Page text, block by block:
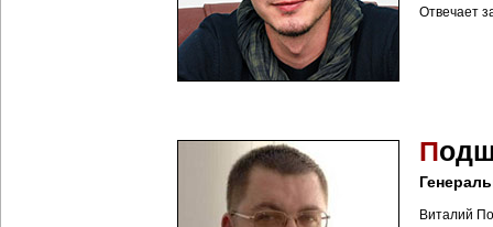
Отвечает
П
Виталий